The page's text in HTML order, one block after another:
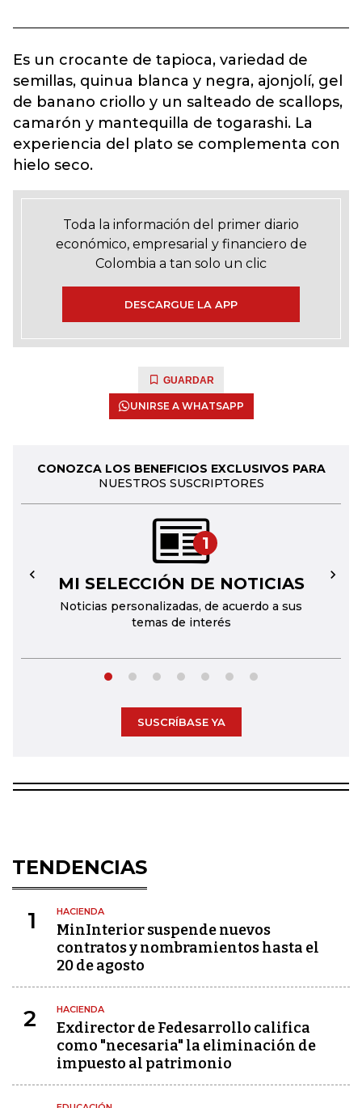
Es un crocante de tapioca, variedad de
semillas, quinua blanca y negra, ajonjolí, gel
de banano criollo y un salteado de scallops,
camarón y mantequilla de togarashi. La
experiencia del plato se complementa con
hielo seco.
Toda la información del primer diario
económico, empresarial y financiero de
Colombia a tan solo un clic
DESCARGUE LA APP
GUARDAR
UNIRSE A WHATSAPP
CONOZCA LOS BENEFICIOS EXCLUSIVOS PARA
NUESTROS SUSCRIPTORES
1
MI SELECCIÓN DE NOTICIAS
Noticias personalizadas, de acuerdo a sus
temas de interés
← →
SUSCRÍBASE YA
TENDENCIAS
1 HACIENDA
MinInterior suspende nuevos
contratos y nombramientos hasta el
20 de agosto
2 HACIENDA
Exdirector de Fedesarrollo califica
como "necesaria" la eliminación de
impuesto al patrimonio